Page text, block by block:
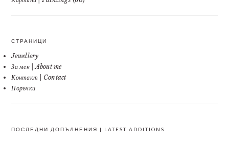
СТРАНИЦИ
Jewellery
За мен | About me
Контакт | Contact
Поръчки
ПОСЛЕДНИ ДОПЪЛНЕНИЯ | LATEST ADDITIONS